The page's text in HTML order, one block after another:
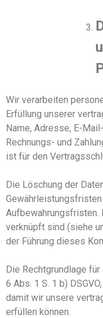
Wir verarbeiten
Erfüllung unserer
Name, Adresse, E-
Rechnungs- und
ist für den
Die Löschung der
Aufbewahrungsfristen.
verknüpft sind (siehe
der Führung dieses
Die Rechtgrundlage
6 Abs. 1 S. 1 b)
damit wir unsere
erfüllen können.